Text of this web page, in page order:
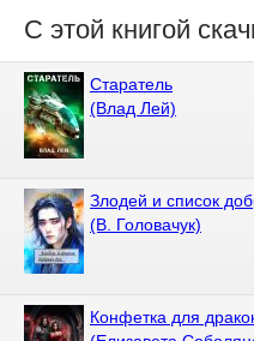
С этой книгой
Старатель
(Влад Лей)
Злодей и список
(В. Головачук)
Конфетка для